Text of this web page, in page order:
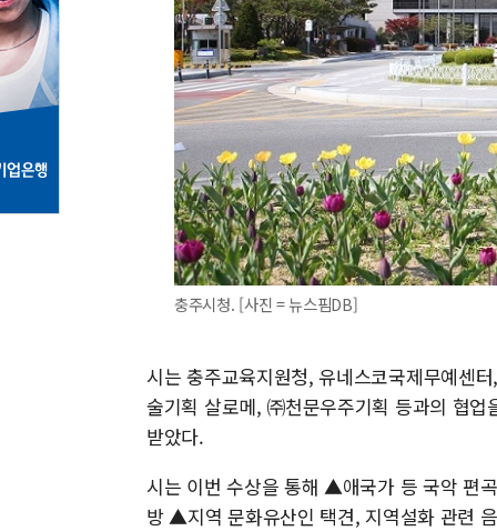
충주시청. [사진 = 뉴스핌DB]
시는 충주교육지원청, 유네스코국제무예센
술기획 살로메, ㈜천문우주기획 등과의 협
받았다.
시는 이번 수상을 통해 ▲애국가 등 국악 편
방 ▲지역 문화유산인 택견, 지역설화 관련